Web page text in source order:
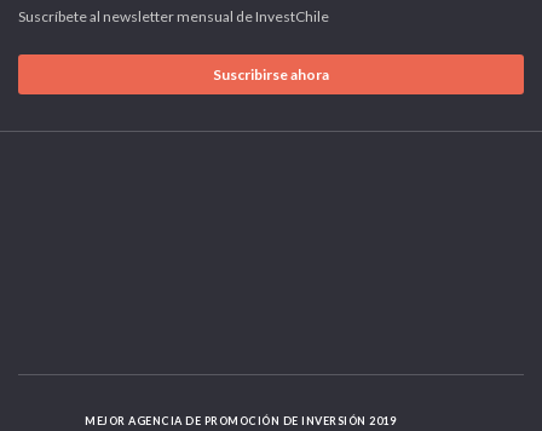
Suscríbete al newsletter mensual de InvestChile
Suscribirse ahora
MEJOR AGENCIA DE PROMOCIÓN DE INVERSIÓN 2019